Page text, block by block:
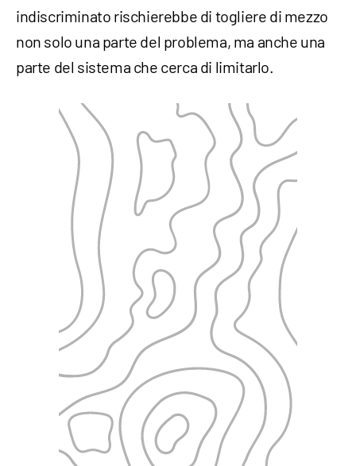
indiscriminato rischierebbe di togliere di mezzo
non solo una parte del problema, ma anche una
parte del sistema che cerca di limitarlo.